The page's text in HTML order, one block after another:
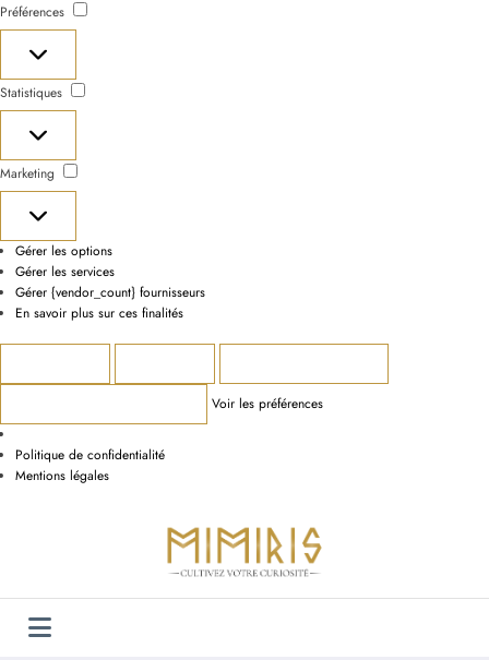
Préférences
Statistiques
Marketing
Gérer les options
Gérer les services
Gérer {vendor_count} fournisseurs
En savoir plus sur ces finalités
Voir les préférences
Politique de confidentialité
Mentions légales